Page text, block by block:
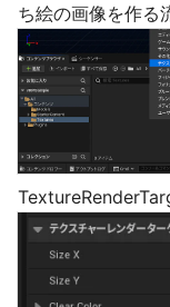
ち絵の画像を作る